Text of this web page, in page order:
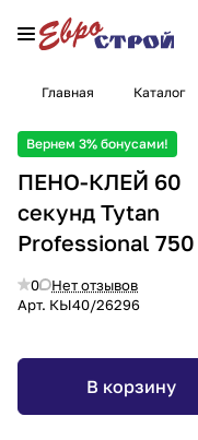
Главная Каталог
Вернем 3% бонусами!
ПЕНО-КЛЕЙ 60
секунд Tytan
Professional
0
Нет отзывов
Арт. КЫ40/26296
В корзину